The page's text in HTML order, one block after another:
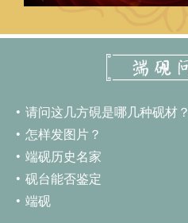
请问这几方硯是哪几种砚材？
怎样发图片？
端砚历史名家
砚台能否鉴定
端砚